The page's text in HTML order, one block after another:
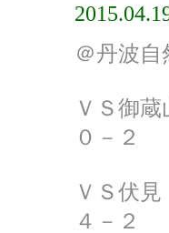
＠丹波
ＶＳ御蔵
０－２
ＶＳ伏見
４－２